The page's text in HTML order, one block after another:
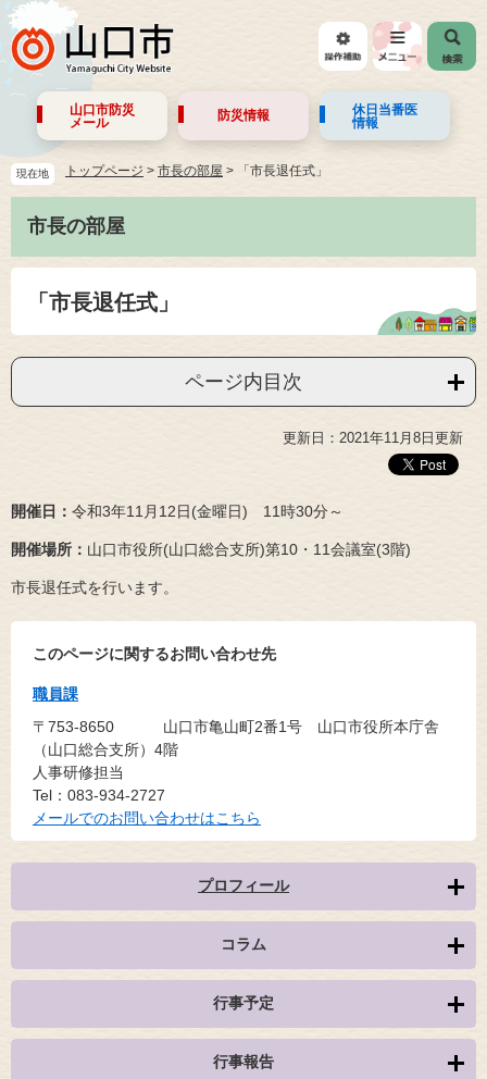
山口市防災
メール
防災情報
休日当番医
情報
現在地 トップページ > 市長の部屋 > 「市長退任式」
市長の部屋
「市長退任式」
ページ内目次
更新日：2021年11月8日更新
開催日： 令和3年11月12日(金曜日) 11時30分～
開催場所： 山口市役所(山口総合支所)第10・11会議室(3階)
市長退任式を行います。
このページに関するお問い合わせ先
職員課
〒753-8650
山口市亀山町2番1号 山口市役所本庁舎
（山口総合支所）4階
人事研修担当
Tel：083-934-2727
メールでのお問い合わせはこちら
プロフィール
コラム
行事予定
行事報告